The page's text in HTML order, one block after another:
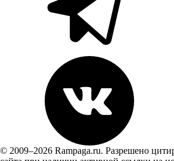
© 2009–2026 Rampaga.ru. Разрешено